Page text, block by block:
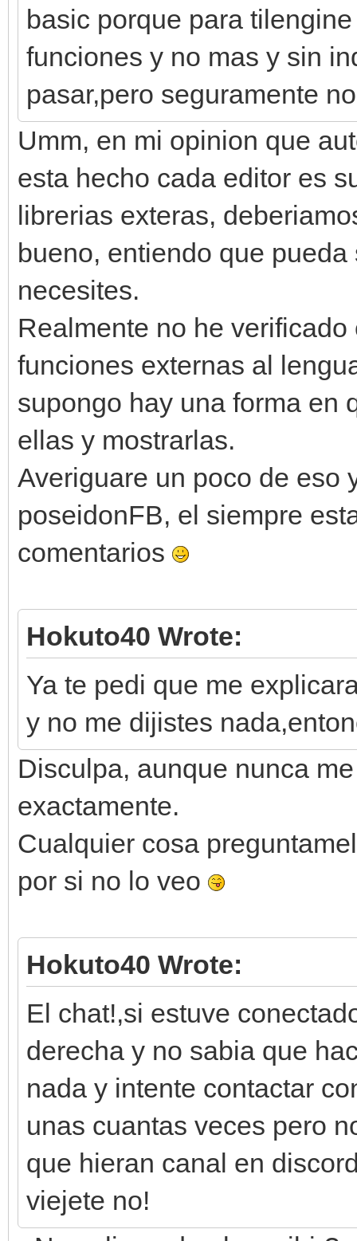
basic porque para
funciones y no mas y sin
pasar,pero seguramente
Umm, en mi opinion que
esta hecho cada editor es
librerias exteras,
bueno, entiendo que
necesites.
Realmente no he
funciones externas al
supongo hay una forma en
ellas y mostrarlas.
Averiguare un poco de eso
poseidonFB, el siempre
comentarios
Hokuto40 Wrote:
Ya te pedi que me
y no me dijistes
Disculpa, aunque nunca
exactamente.
Cualquier cosa
por si no lo veo
Hokuto40 Wrote:
El chat!,si estuve
derecha y no sabia que
nada y intente contactar
unas cuantas veces pero
que hieran canal en
viejete no!